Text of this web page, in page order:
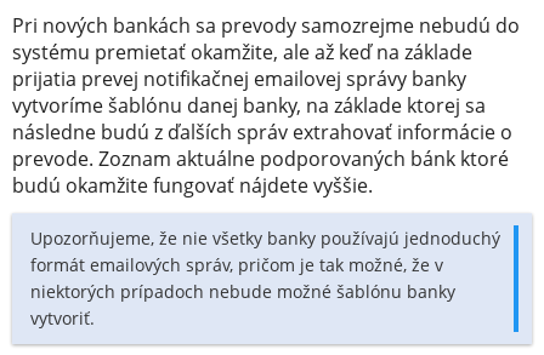
Pri nových bankách sa prevody samozrejme nebudú do
systému premietať okamžite, ale až keď na základe
prijatia prevej notifikačnej emailovej správy banky
vytvoríme šablónu danej banky, na základe ktorej sa
následne budú z ďalších správ extrahovať informácie o
prevode. Zoznam aktuálne podporovaných bánk ktoré
budú okamžite fungovať nájdete vyššie.
Upozorňujeme, že nie všetky banky používajú jednoduchý
formát emailových správ, pričom je tak možné, že v
niektorých prípadoch nebude možné šablónu banky
vytvoriť.